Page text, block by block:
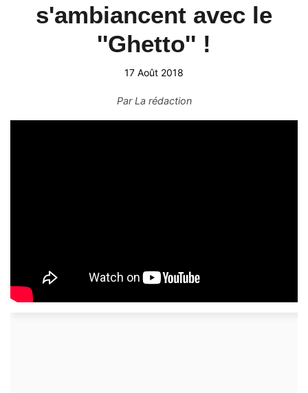
s'ambiancent avec le
''Ghetto'' !
17 Août 2018
ParLa rédaction